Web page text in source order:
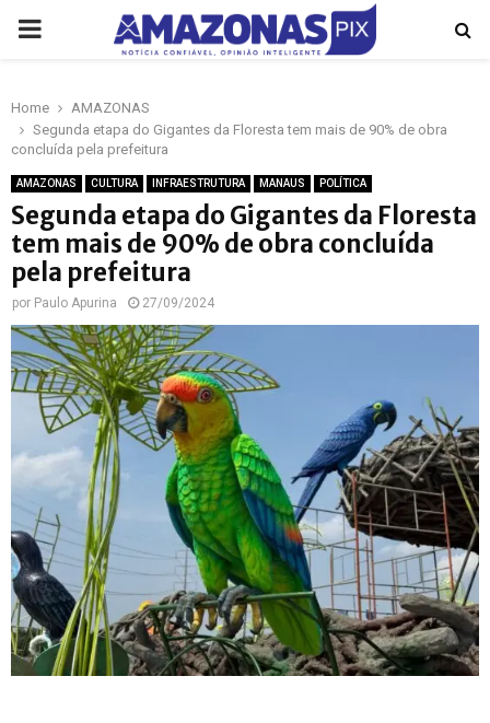
PRIMARY
Home
AMAZONAS
Segunda etapa do Gigantes da Floresta tem mais de 90% de obra
concluída pela prefeitura
AMAZONAS CULTURA INFRAESTRUTURA MANAUS POLÍTICA
Segunda etapa do Gigantes da Floresta
tem mais de 90% de obra concluída
pela prefeitura
por Paulo Apurina 27/09/2024